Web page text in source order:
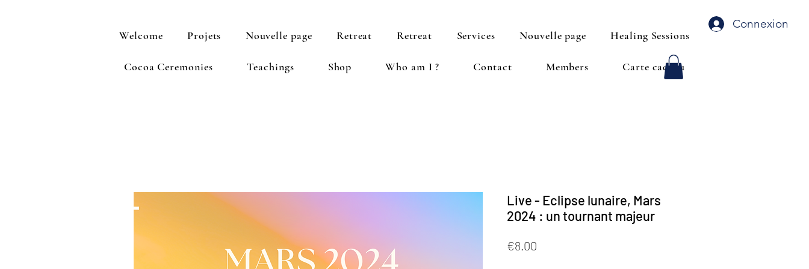
Connexion
Welcome Projets Nouvelle page Retreat Retreat Services Nouvelle page Healing Sessions
Cocoa Ceremonies Teachings Shop Who am I ? Contact Members Carte cadeau
Live - Eclipse lunaire, Mars
2024 : un tournant majeur
€8.00